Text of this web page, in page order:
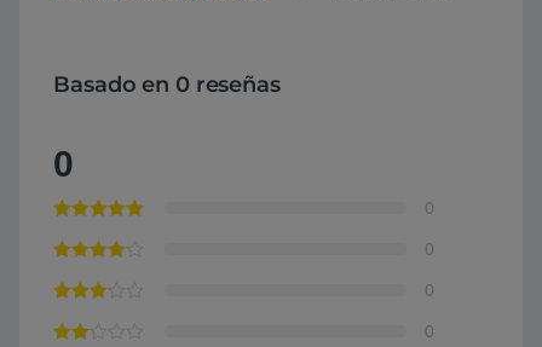
Basado en 0 reseñas
0
0
0
0
0